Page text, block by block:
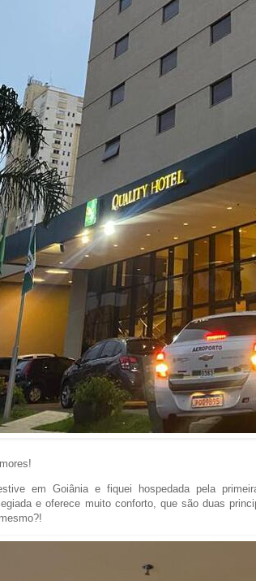
em Goiânia e fiquei hospedada pela
e oferece muito conforto, que são duas